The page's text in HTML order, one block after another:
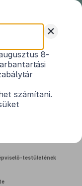
Város
2013.
testületének
+
8-
számítani.